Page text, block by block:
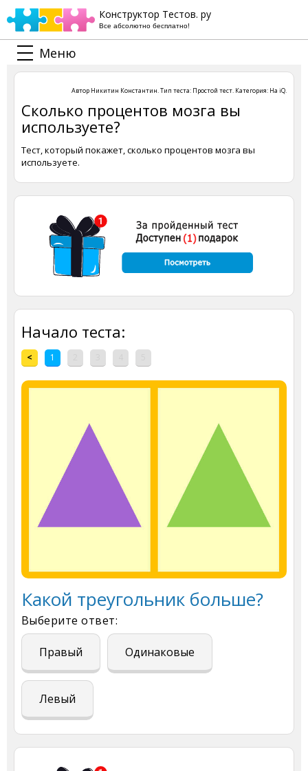
Конструктор Тестов. ру
Все абсолютно бесплатно!
Меню
Автор Никитин Константин. Тип теста: Простой тест. Категория: На iQ.
Сколько процентов мозга вы
используете?
Тест, который покажет, сколько процентов мозга вы
используете.
Начало теста:
< 1
Какой треугольник больше?
Выберите ответ:
Правый Одинаковые
Левый